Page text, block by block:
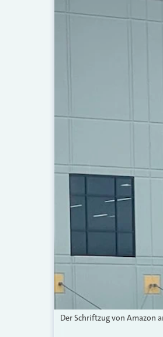
Der Schriftzug von Amazon